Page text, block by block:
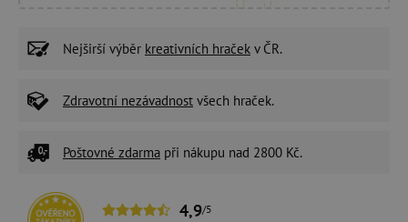
Nejširší výběr kreativních hraček v ČR.
Zdravotní nezávadnost všech hraček.
Poštovné zdarma při nákupu nad 2800 Kč.
4,9/5